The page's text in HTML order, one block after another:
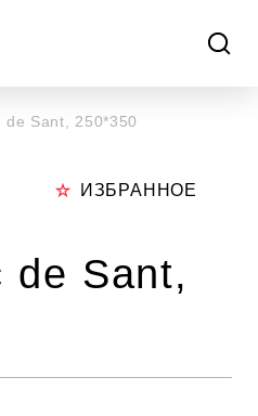
de Sant, 250*350
ИЗБРАННОЕ
de Sant,